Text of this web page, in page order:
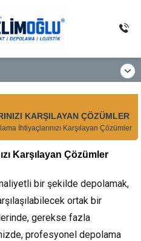
KARŞILAYAN ÇÖZÜMLER
İhtiyaçlarınızı Karşılayan Çözümler
Karşılayan Çözümler
bir şekilde depolamak,
ortak bir
gerekse fazla
profesyonel depolama